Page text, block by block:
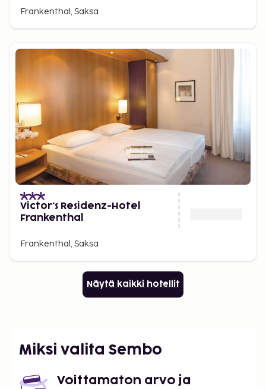
Frankenthal, Saksa
Victor's Residenz-Hotel
Frankenthal
Frankenthal, Saksa
Näytä kaikki hotellit
Miksi valita Sembo
Voittamaton arvo ja